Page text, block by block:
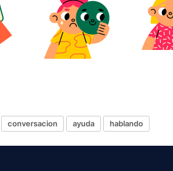
conversacion ayuda hablando